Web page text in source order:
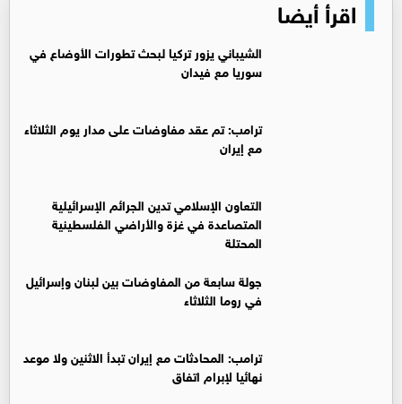
اقرأ أيضا
‏الشيباني يزور تركيا لبحث تطورات الأوضاع في
سوريا مع فيدان
ترامب: تم عقد مفاوضات على مدار يوم الثلاثاء
مع إيران
التعاون الإسلامي تدين الجرائم الإسرائيلية
المتصاعدة في غزة والأراضي الفلسطينية
المحتلة
جولة سابعة من المفاوضات بين لبنان وإسرائيل
في روما الثلاثاء
ترامب: المحادثات مع إيران تبدأ الاثنين ولا موعد
نهائيا لإبرام اتفاق